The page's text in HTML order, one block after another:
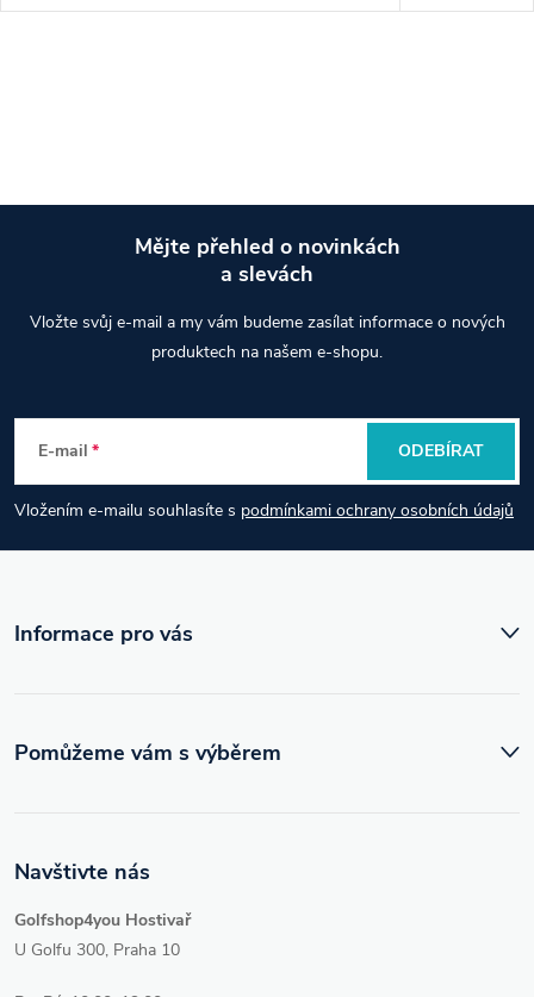
p
a
t
Mějte přehled o novinkách
a slevách
Vložte svůj e-mail a my vám budeme zasílat informace o nových
produktech na našem e-shopu.
E-mail
Vložením e-mailu souhlasíte s podmínkami ochrany osobních údajů
ODEBÍRAT
Informace pro vás
Navštivte nás
Golfshop4you Hostivař
U Golfu 300, Praha 10
Pomůžeme vám s výběrem